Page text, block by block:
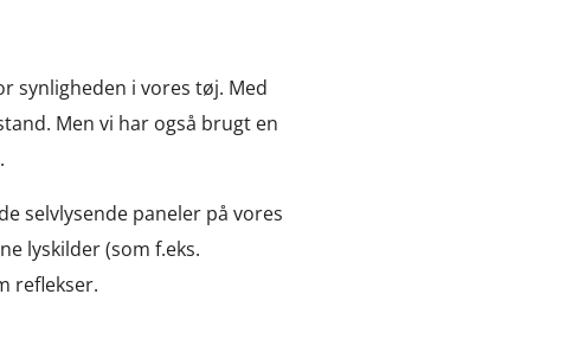
synligheden i vores tøj. Med
Men vi har også brugt en
selvlysende paneler på vores
lyskilder (som f.eks.
reflekser.